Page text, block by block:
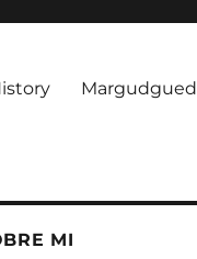
Margudgued
MI